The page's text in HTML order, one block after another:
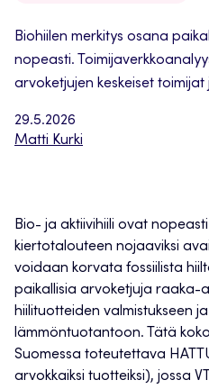
29.5.2026
Matti Kurki
Biohiilen merkitys osana
nopeasti.
arvoketjujen keskeiset
Bio- ja aktiivihiili ovat
kiertotalouteen nojaaviksi
voidaan korvata fossiilista
paikallisia arvoketjuja raaka-
hiilituotteiden valmistukseen
lämmöntuotantoon. Tätä
Suomessa toteutettava
arvokkaiksi tuotteiksi), jossa